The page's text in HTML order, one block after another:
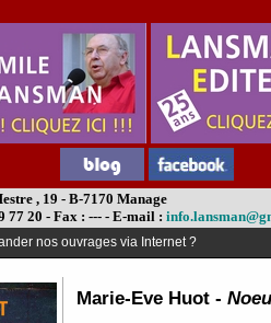
, 19 - B-7170 Manage
77 20 - Fax : --- - E-mail :
nos ouvrages via Internet ?
Marie-Eve Huot -